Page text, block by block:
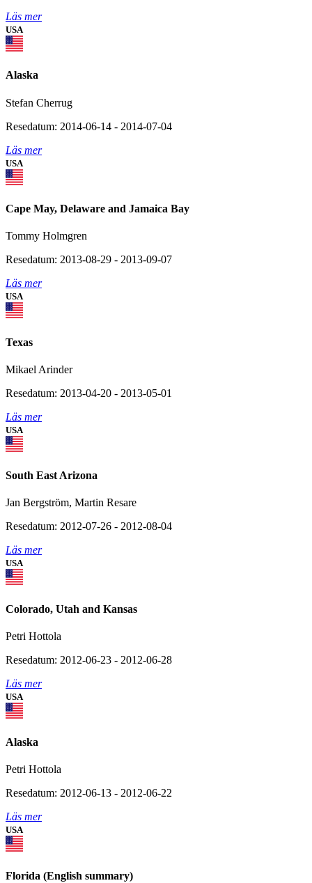
Läs mer
USA
Alaska
Stefan Cherrug
Resedatum: 2014-06-14 - 2014-07-04
Läs mer
USA
Cape May, Delaware and Jamaica Bay
Tommy Holmgren
Resedatum: 2013-08-29 - 2013-09-07
Läs mer
USA
Texas
Mikael Arinder
Resedatum: 2013-04-20 - 2013-05-01
Läs mer
USA
South East Arizona
Jan Bergström, Martin Resare
Resedatum: 2012-07-26 - 2012-08-04
Läs mer
USA
Colorado, Utah and Kansas
Petri Hottola
Resedatum: 2012-06-23 - 2012-06-28
Läs mer
USA
Alaska
Petri Hottola
Resedatum: 2012-06-13 - 2012-06-22
Läs mer
USA
Florida (English summary)